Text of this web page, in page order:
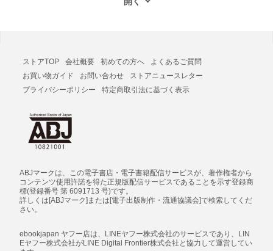
ストアTOP 会社概要 初めての方へ
よくあるご質問
お買い物ガイド
お問い合わせ
ストアニュースレター
プライバシーポリシー
特定商取引法に基づく表示
ABJマークは、この電子書店・電子書籍配信サービスが、著作権者から
コンテンツ使用許諾を得た正規版配信サービスであることを示す登録商
標(登録番号 第 6091713 号)です。
詳しくは[ABJマーク]または[電子出版制作・流通協議会]で検索してくだ
さい。
ebookjapan ヤフー店は、LINEヤフー株式会社のサービスであり、LIN
Eヤフー株式会社がLINE Digital Frontier株式会社と協力して運営してい